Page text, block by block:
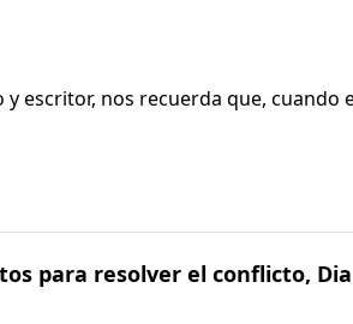
y escritor, nos recuerda que,
para resolver el conflicto,